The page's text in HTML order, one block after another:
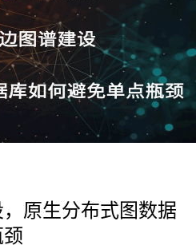
原生分布式图数据